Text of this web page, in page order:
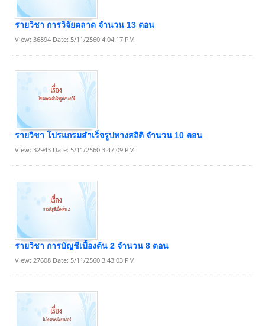
รายวิชา การวิจัยตลาด จำนวน 13 ตอน
View: 36894 Date: 5/11/2560 4:04:17 PM
รายวิชา โปรแกรมสำเร็จรูปทางสถิติ จำนวน 10 ตอน
View: 32943 Date: 5/11/2560 3:47:09 PM
รายวิชา การบัญชีเบื้องต้น 2 จำนวน 8 ตอน
View: 27608 Date: 5/11/2560 3:43:03 PM